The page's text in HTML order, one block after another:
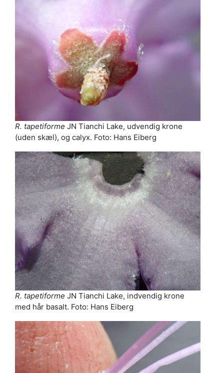
R. tapetiforme JN Tianchi Lake, udvendig krone
(uden skæl), og calyx. Foto: Hans Eiberg
R. tapetiforme JN Tianchi Lake, indvendig krone
med hår basalt. Foto: Hans Eiberg